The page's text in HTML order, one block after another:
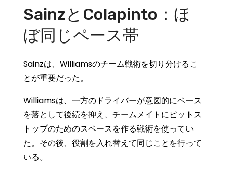
SainzとColapinto：ほ
ぼ同じペース帯
Sainzは、Williamsのチーム戦術を切り分けるこ
とが重要だった。
Williamsは、一方のドライバーが意図的にペース
を落として後続を抑え、チームメイトにピットス
トップのためのスペースを作る戦術を使ってい
た。その後、役割を入れ替えて同じことを行って
いる。